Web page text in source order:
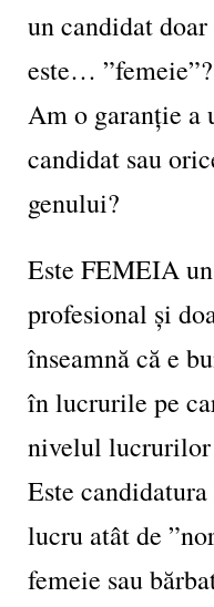
un candidat
este… ”femeie”?
Am o garanție a
candidat sau
genului?
Este FEMEIA
profesional și
înseamnă că e
în lucrurile pe
nivelul lucrurilor
Este
lucru atât de
femeie sau